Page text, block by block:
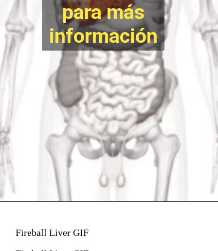
para más
información
Fireball Liver GIF